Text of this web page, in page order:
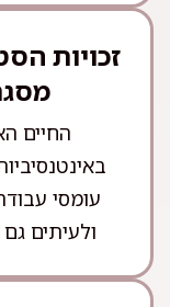
זכויות
החיים
עומסי
ולעיתים